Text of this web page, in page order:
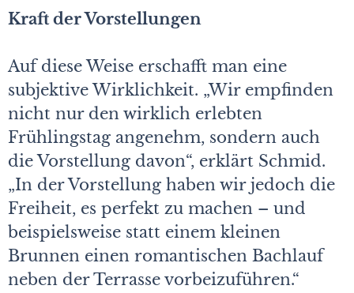
Kraft der Vorstellungen
Auf diese Weise erschafft man eine
subjektive Wirklichkeit. „Wir empfinden
nicht nur den wirklich erlebten
Frühlingstag angenehm, sondern auch
die Vorstellung davon“, erklärt Schmid.
„In der Vorstellung haben wir jedoch die
Freiheit, es perfekt zu machen – und
beispielsweise statt einem kleinen
Brunnen einen romantischen Bachlauf
neben der Terrasse vorbeizuführen.“